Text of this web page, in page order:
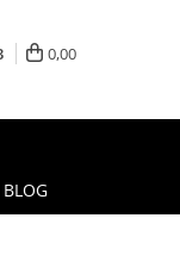
0,00
BLOG